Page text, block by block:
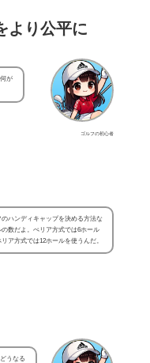
より公平に
ゴルフの初心者
が
ハンディキャップを決める方法な
数だよ。ぺリア方式では6ホール
ア方式では12ホールを使うんだ。
うなる